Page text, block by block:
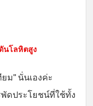
นโลหิตสูง
ม" นั่นเองค่ะ
ดประโยชน์ที่ใช้ทั้ง